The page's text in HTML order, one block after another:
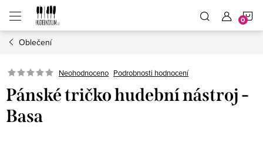
obsah
Oblečení
Neohodnoceno Podrobnosti hodnocení
Pánské tričko hudební nástroj -
Basa